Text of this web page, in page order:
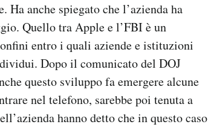
Ha anche spiegato che l’azienda ha
Quello tra Apple e l’FBI è un
entro i quali aziende e istituzioni
Dopo il comunicato del DOJ
questo sviluppo fa emergere alcune
nel telefono, sarebbe poi tenuta a
hanno detto che in questo caso